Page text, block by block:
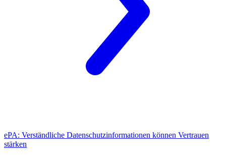
ePA: Verständliche Datenschutzinformationen können Vertrauen
stärken